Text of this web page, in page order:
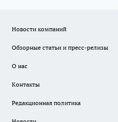
Новости компаний
Обзорные статьи и пресс-релизы
О нас
Контакты
Редакционная политика